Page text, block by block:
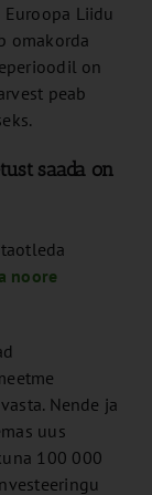
Liidu
omakorda
on
peab
saada on
noore
Nende ja
uus
100 000